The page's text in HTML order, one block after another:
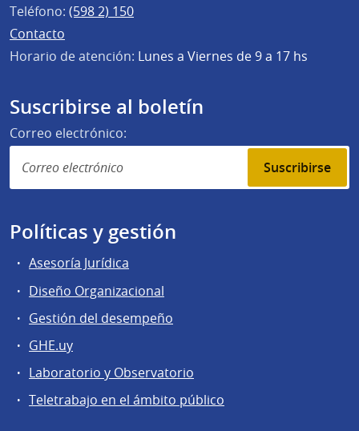
Teléfono: (598 2) 150
Contacto
Horario de atención: Lunes a Viernes de 9 a 17 hs
Suscribirse al boletín
Correo electrónico:
Suscribirse
Políticas y gestión
Asesoría Jurídica
Diseño Organizacional
Gestión del desempeño
GHE.uy
Laboratorio y Observatorio
Teletrabajo en el ámbito público